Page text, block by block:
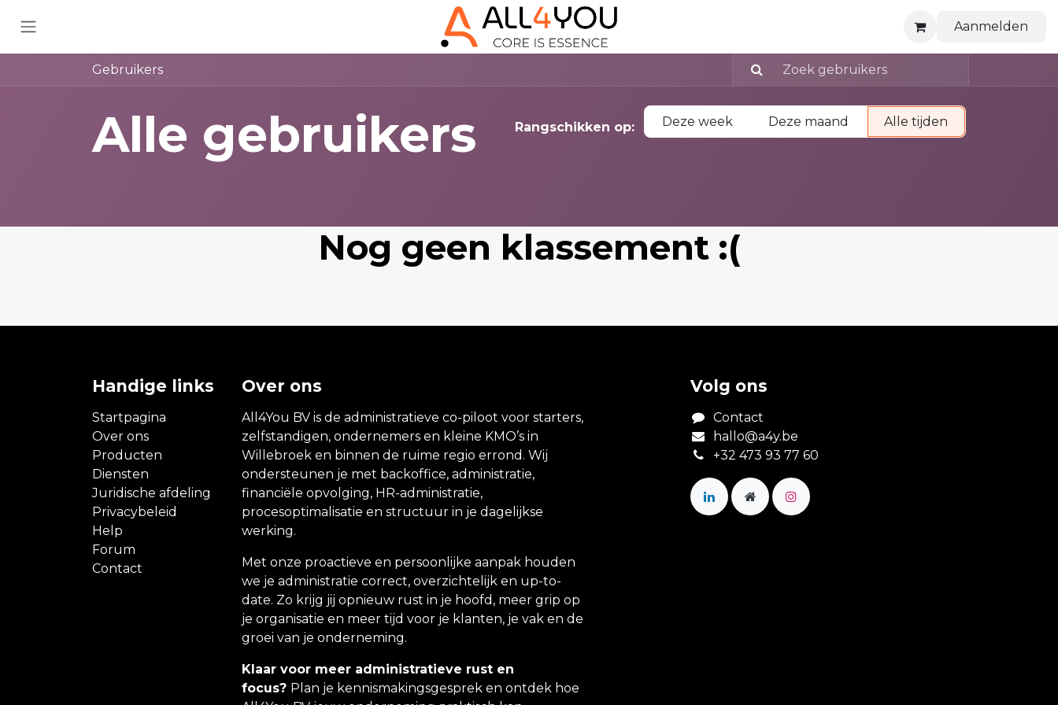
Aanmelden
Gebruikers
Alle gebruikers Rangschikken op: Deze week Deze maand Alle tijden
Nog geen klassement :(
Handige links
Startpagina
Over ons
Producten
Diensten
Juridische afdeling
Privacybeleid
Help
Forum
Contact
Over ons
All4You BV is de administratieve co-piloot voor starters,
zelfstandigen, ondernemers en kleine KMO’s in
Willebroek en binnen de ruime regio errond. Wij
ondersteunen je met backoffice, administratie,
financiële opvolging, HR-administratie,
procesoptimalisatie en structuur in je dagelijkse
werking.
Met onze proactieve en persoonlijke aanpak houden
we je administratie correct, overzichtelijk en up-to-
date. Zo krijg jij opnieuw rust in je hoofd, meer grip op
je organisatie en meer tijd voor je klanten, je vak en de
groei van je onderneming.
Klaar voor meer administratieve rust en
focus? Plan je kennismakingsgesprek en ontdek hoe
Volg ons
Contact
hallo@a4y.be
+32 473 93 77 60